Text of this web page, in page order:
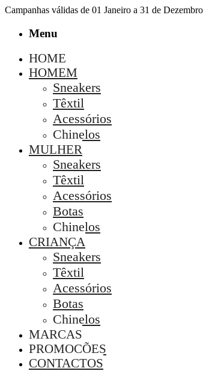
Campanhas válidas de 01 Janeiro a 31 de
Menu
HOME
HOMEM
Sneakers
Têxtil
Acessórios
Chinelos
MULHER
Sneakers
Têxtil
Acessórios
Botas
Chinelos
CRIANÇA
Sneakers
Têxtil
Acessórios
Botas
Chinelos
MARCAS
PROMOÇÕES
CONTACTOS